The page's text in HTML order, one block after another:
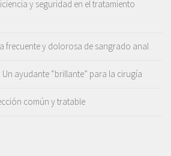
y seguridad en el tratamiento
frecuente y dolorosa de sangrado anal
ayudante “brillante” para la cirugía
común y tratable